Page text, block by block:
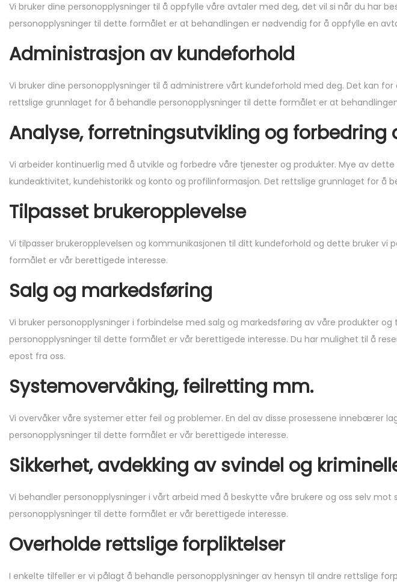
Vi bruker dine personopplysninger til å oppfylle våre avtaler med deg, det vil si når du har
personopplysninger til dette formålet er at behandlingen er nødvendig for å oppfylle en
Administrasjon av kundeforhold
Vi bruker dine personopplysninger til å administrere vårt kundeforhold med deg. Det kan
rettslige grunnlaget for å behandle personopplysninger til dette formålet er at
Analyse, forretningsutvikling og forbedring
Vi arbeider kontinuerlig med å utvikle og forbedre våre tjenester og produkter. Mye av
kundeaktivitet, kundehistorikk og konto og profilinformasjon. Det rettslige grunnlaget for
Tilpasset brukeropplevelse
Vi tilpasser brukeropplevelsen og kommunikasjonen til ditt kundeforhold og dette bruker
formålet er vår berettigede interesse.
Salg og markedsføring
Vi bruker personopplysninger i forbindelse med salg og markedsføring av våre produkter
personopplysninger til dette formålet er vår berettigede interesse. Du har mulighet til å
epost fra oss.
Systemovervåking, feilretting mm.
Vi overvåker våre systemer etter feil og problemer. En del av disse prosessene innebærer
personopplysninger til dette formålet er vår berettigede interesse.
Sikkerhet, avdekking av svindel og
Vi behandler personopplysninger i vårt arbeid med å beskytte våre brukere og oss selv
personopplysninger til dette formålet er vår berettigede interesse.
Overholde rettslige forpliktelser
I enkelte tilfeller er vi pålagt å behandle personopplysninger av hensyn til andre rettslige